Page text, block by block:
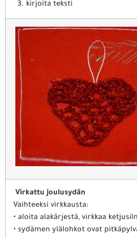
3. kirjoita teksti
Virkattu joulusydän
Vaihteeksi virkkausta:
• aloita alakärjestä, virkkaa
• sydämen ylälohkot ovat